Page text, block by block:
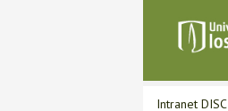
Intranet DISC